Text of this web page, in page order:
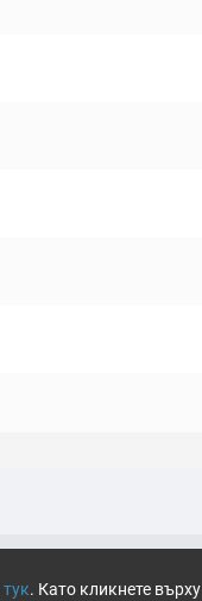
тук. Като кликнете върху